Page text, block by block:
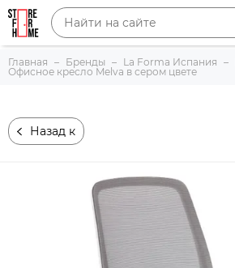
Главная Бренды La Forma Испания
Офисное кресло Melva в сером цвете
Назад к